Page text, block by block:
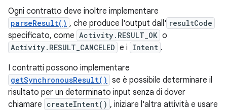
Ogni contratto deve inoltre implementare
parseResult() , che produce l'output dall' resultCode
specificato, come Activity.RESULT_OK o
Activity.RESULT_CANCELED e i Intent .
I contratti possono implementare
getSynchronousResult() se è possibile determinare il
risultato per un determinato input senza di dover
chiamare createIntent() , iniziare l'altra attività e usare